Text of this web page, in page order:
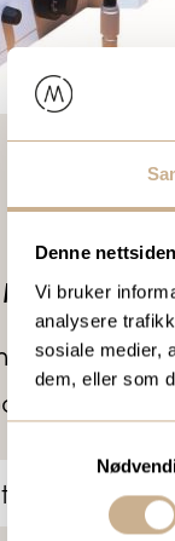
Denne
Vi bruker
analysere
sosiale medier,
dem, eller som
OM
en av
til